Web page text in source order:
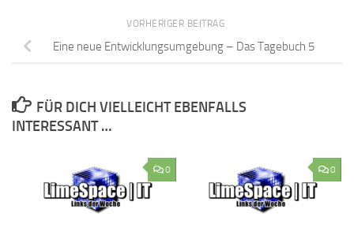
VORHERIGER BEITRAG
Eine neue Entwicklungsumgebung – Das Tagebuch 5
FÜR DICH VIELLEICHT EBENFALLS
INTERESSANT …
0 0